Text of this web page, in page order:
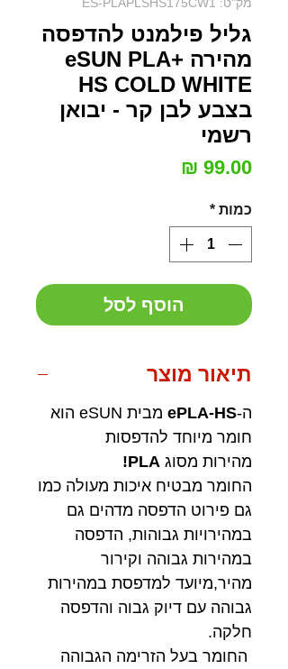
גליל פילמנט להדפסה
מהירה eSUN PLA+
HS COLD WHITE
בצבע לבן קר - יבואן
רשמי
כמות *
הוסף לסל
תיאור מוצר
ה-ePLA-HS
מבית eSUN הוא
חומר מיוחד להדפסות
מהירות מסוג PLA!
החומר מבטיח איכות מעולה כמו
גם פירוט הדפסה מדהים גם
במהירויות גבוהות, הדפסה
במהירות גבוהה וקירור
מהיר,מיועד למדפסת במהירות
גבוהה עם דיוק גבוה והדפסה
חלקה.
החומר בעל הזרימה הגבוהה